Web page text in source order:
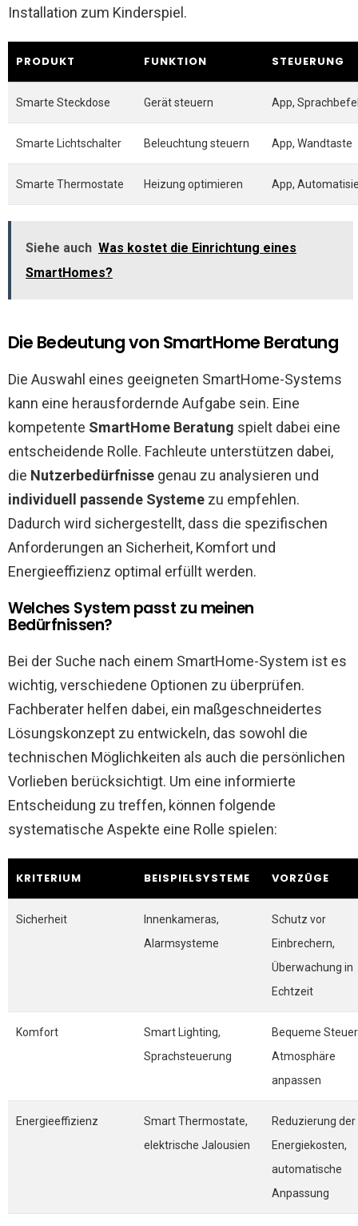
Installation zum Kinderspiel.
PRODUKT FUNKTION STEUERUNG
Smarte Steckdose Gerät steuern App,
Smarte Lichtschalter Beleuchtung steuern App, Wandtaste
Smarte Thermostate Heizung optimieren App,
Siehe auch Was kostet die Einrichtung eines
SmartHomes?
Die Bedeutung von SmartHome Beratung
Die Auswahl eines geeigneten SmartHome-Systems
kann eine herausfordernde Aufgabe sein. Eine
kompetente SmartHome Beratung spielt dabei eine
entscheidende Rolle. Fachleute unterstützen dabei,
die Nutzerbedürfnisse genau zu analysieren und
individuell passende Systeme zu empfehlen.
Dadurch wird sichergestellt, dass die spezifischen
Anforderungen an Sicherheit, Komfort und
Energieeffizienz optimal erfüllt werden.
Welches System passt zu meinen
Bedürfnissen?
Bei der Suche nach einem SmartHome-System ist es
wichtig, verschiedene Optionen zu überprüfen.
Fachberater helfen dabei, ein maßgeschneidertes
Lösungskonzept zu entwickeln, das sowohl die
technischen Möglichkeiten als auch die persönlichen
Vorlieben berücksichtigt. Um eine informierte
Entscheidung zu treffen, können folgende
systematische Aspekte eine Rolle spielen:
KRITERIUM BEISPIELSYSTEME VORZÜGE
Sicherheit
Innenkameras,
Alarmsysteme
Schutz vor
Einbrechern,
Überwachung in
Echtzeit
Komfort
Smart Lighting,
Sprachsteuerung
Bequeme
Atmosphäre
anpassen
Energieeffizienz
Smart Thermostate,
elektrische Jalousien
Reduzierung der
Energiekosten,
automatische
Anpassung